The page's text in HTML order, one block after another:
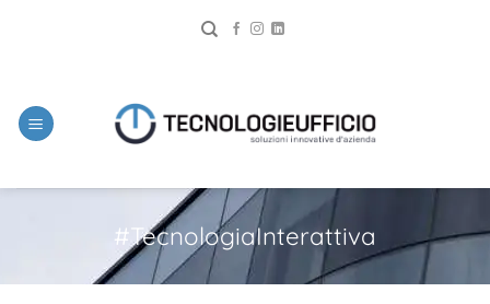
#TecnologiaInterattiva